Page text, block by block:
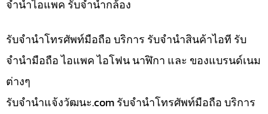
จำนำไอแพค รับจำนำกล้อง
รับจำนำโทรศัพท์มือถือ บริการ รับจำนำสินค้าไอที รับ
จำนำมือถือ ไอแพค ไอโฟน นาฬิกา และ ของแบรนด์เนม
ต่างๆ
รับจํานําแจ้งวัฒนะ.com รับจำนำโทรศัพท์มือถือ บริการ